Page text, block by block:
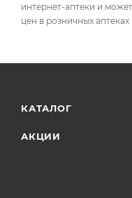
интернет-аптеки и
цен в розничных аптеках
КАТАЛОГ
АКЦИИ